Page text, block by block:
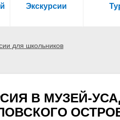
Экскурсии
для школьников
В МУЗЕЙ-